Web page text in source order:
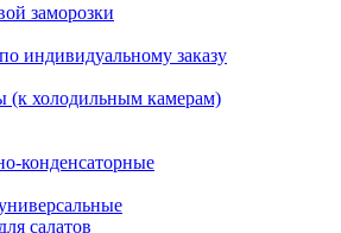
заморозки
индивидуальному заказу
(к холодильным камерам)
конденсаторные
салатов